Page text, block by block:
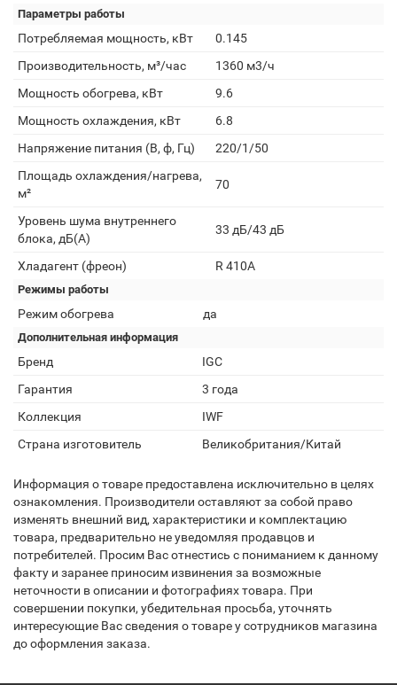
Параметры работы
Потребляемая мощность, кВт
0.145
Производительность, м³/час
1360 м3/ч
Мощность обогрева, кВт
9.6
Мощность охлаждения, кВт
6.8
Напряжение питания (В, ф, Гц)
220/1/50
Площадь охлаждения/нагрева,
м²
70
Уровень шума внутреннего
блока, дБ(А)
33 дБ/43 дБ
Хладагент (фреон) R 410A
Режимы работы
Режим обогрева да
Дополнительная информация
Бренд
IGC
Гарантия
3 года
Коллекция
IWF
Страна изготовитель
Великобритания/Китай
Информация о товаре предоставлена исключительно в целях
ознакомления. Производители оставляют за собой право
изменять внешний вид, характеристики и комплектацию
товара, предварительно не уведомляя продавцов и
потребителей. Просим Вас отнестись с пониманием к данному
факту и заранее приносим извинения за возможные
неточности в описании и фотографиях товара. При
совершении покупки, убедительная просьба, уточнять
интересующие Вас сведения о товаре у сотрудников магазина
до оформления заказа.